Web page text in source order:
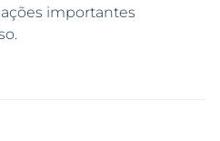
importantes